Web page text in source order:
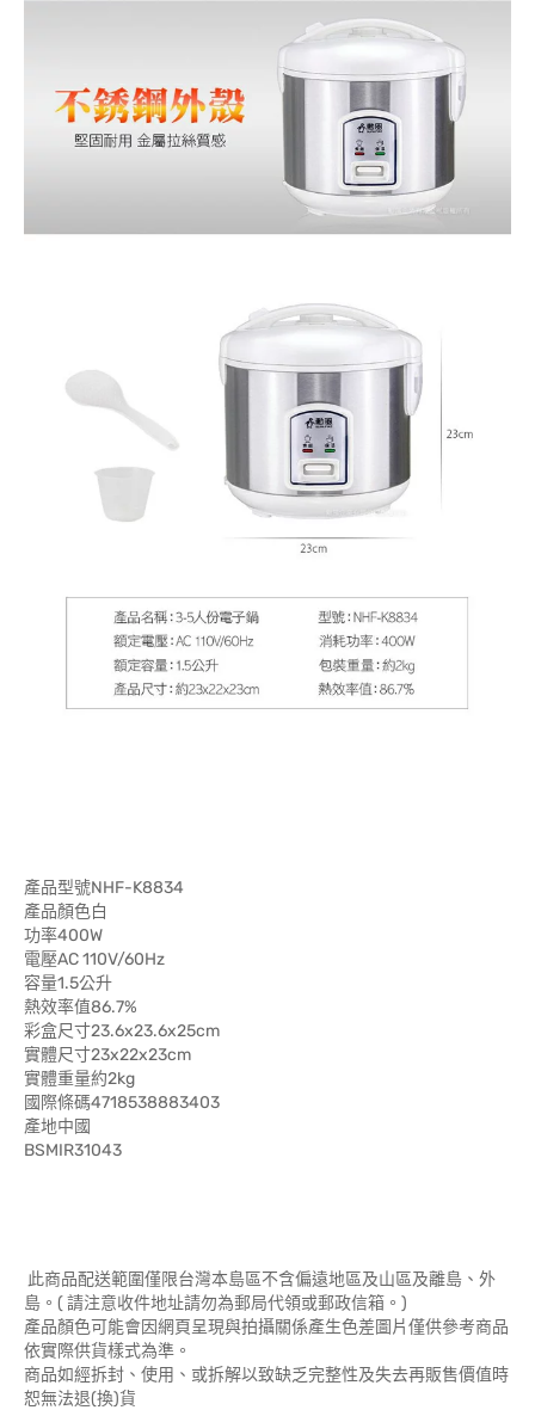
產品型號NHF-K8834
產品顏色白
功率400W
電壓AC 110V/60Hz
容量1.5公升
熱效率值86.7%
彩盒尺寸23.6x23.6x25cm
實體尺寸23x22x23cm
實體重量約2kg
國際條碼4718538883403
產地中國
BSMIR31043
此商品配送範圍僅限台灣本島區不含偏遠地區及山區及離島、外
島。( 請注意收件地址請勿為郵局代領或郵政信箱。)
產品顏色可能會因網頁呈現與拍攝關係產生色差圖片僅供參考商品
依實際供貨樣式為準。
商品如經拆封、使用、或拆解以致缺乏完整性及失去再販售價值時
恕無法退(換)貨